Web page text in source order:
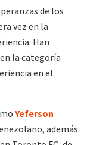
de los
vez en la
Han
la categoría
en el
Yeferson
además